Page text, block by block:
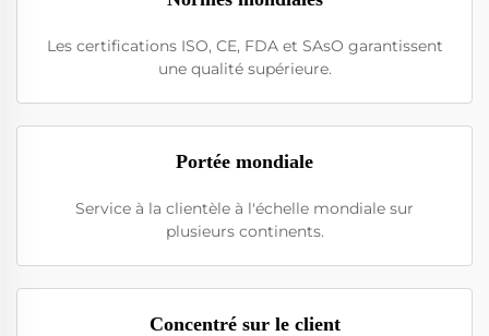
Les certifications ISO, CE, FDA et SAsO garantissent
une qualité supérieure.
Portée mondiale
Service à la clientèle à l'échelle mondiale sur
plusieurs continents.
Concentré sur le client